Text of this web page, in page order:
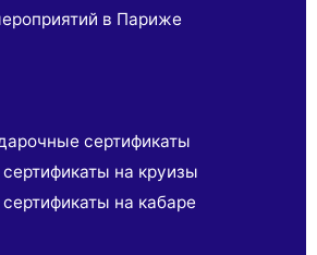
в Париже
сертификаты
на круизы
на кабаре